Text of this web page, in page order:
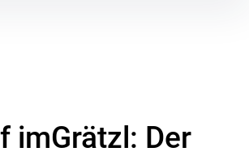
imGrätzl: Der